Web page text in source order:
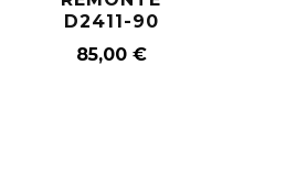
D2411-90
85,00 €